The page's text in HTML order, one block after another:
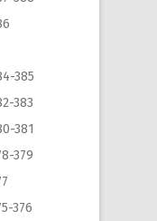
385
383
381
379
376